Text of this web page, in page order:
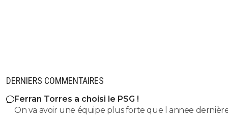
DERNIERS COMMENTAIRES
Ferran Torres a choisi le PSG !
On va avoir une équipe plus forte que l annee dernière